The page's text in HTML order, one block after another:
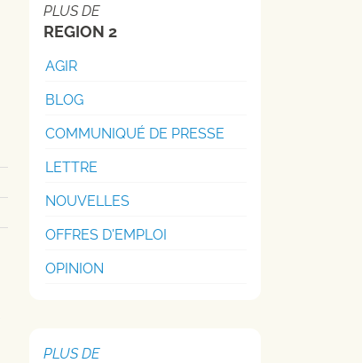
PLUS DE
REGION 2
AGIR
BLOG
COMMUNIQUÉ DE PRESSE
LETTRE
NOUVELLES
OFFRES D'EMPLOI
OPINION
PLUS DE